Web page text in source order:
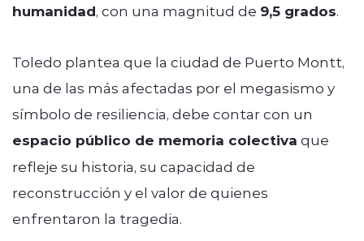
humanidad, con una magnitud de 9,5 grados.
Toledo plantea que la ciudad de Puerto Montt,
una de las más afectadas por el megasismo y
símbolo de resiliencia, debe contar con un
espacio público de memoria colectiva que
refleje su historia, su capacidad de
reconstrucción y el valor de quienes
enfrentaron la tragedia.